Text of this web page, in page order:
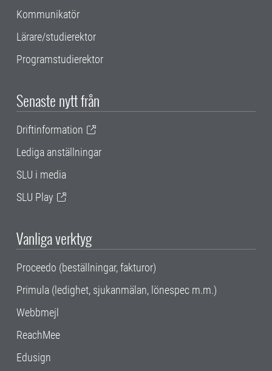
Kommunikatör
Lärare/studierektor
Programstudierektor
Senaste nytt från
Driftinformation
Lediga anställningar
SLU i media
SLU Play
Vanliga verktyg
Proceedo (beställningar, fakturor)
Primula (ledighet, sjukanmälan, lönespec m.m.)
Webbmejl
ReachMee
Edusign